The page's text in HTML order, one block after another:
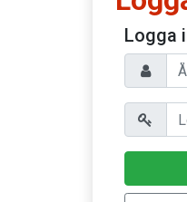
Logga
Lösenord